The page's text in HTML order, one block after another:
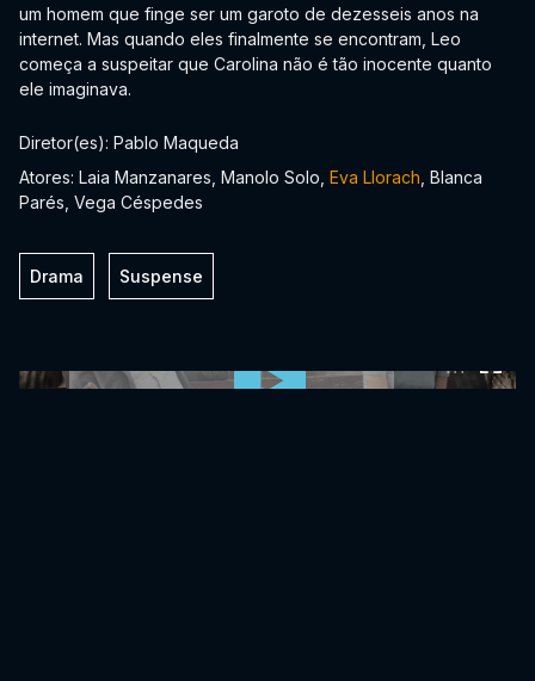
um homem que finge ser um garoto de dezesseis anos na
internet. Mas quando eles finalmente se encontram, Leo
começa a suspeitar que Carolina não é tão inocente quanto
ele imaginava.
Diretor(es): Pablo Maqueda
Atores: Laia Manzanares, Manolo Solo, Eva Llorach , Blanca
Parés, Vega Céspedes
Drama Suspense